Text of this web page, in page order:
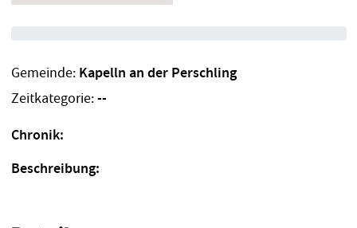
Gemeinde: Kapelln an der Perschling
Zeitkategorie:--
Chronik:
Beschreibung: